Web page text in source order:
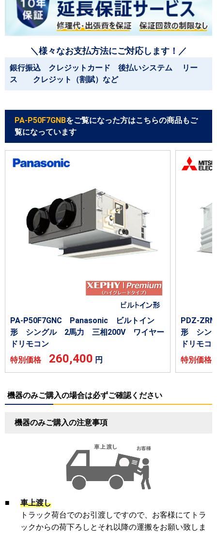
＼様々なお支払方法にご対応します！／
銀行振込 クレジットカード 後払いシステム リー
ス クレジット（割賦）など
PA-P50F7GNBをご覧になった方はこちらの商品もご
覧になっています
PA-P50F7GNC Panasonic ビルトイン
形 シングル 2馬力 三相200V ワイヤー
ドリモコン
特別価格 260,400 円
PDZ-
形 シン
ドリモコ
特別価
機器のみご購入の場合は必ずご確認ください
機器のみご購入の注意事項
■
車上渡し
トラック荷台でのお引渡しですので、お客様にてトラ
ックからの荷下ろしとそれ以降の運搬をお願い致しま